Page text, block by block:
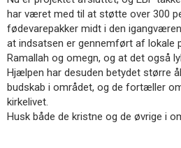
BaptistKirken
8.0:
Kontakt
9.0:Forside
10.0:
Nyheder
11.0:
Kalender
12.0:
Inspiration
13.0:
Værktøjskassen
har været med til at støtte over 300
fødevarepakker midt i den
at indsatsen er gennemført af
Ramallah og omegn, og at det også
Hjælpen har desuden betydet større
budskab i området, og de fortæller
kirkelivet.
Husk både de kristne og de øvrige i